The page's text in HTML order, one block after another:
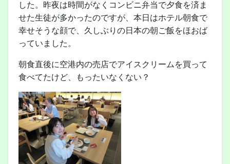
した。昨夜は時間がなくコンビニ弁当で夕食を済ま
せた生徒が多かったのですが、本日はホテル朝食で
幸せそうな顔で、久しぶりの日本の朝ご飯をほおば
っていました。
朝食直後に空港内の売店でアイスクリームを買って
食べてたけど、もったいなくない？